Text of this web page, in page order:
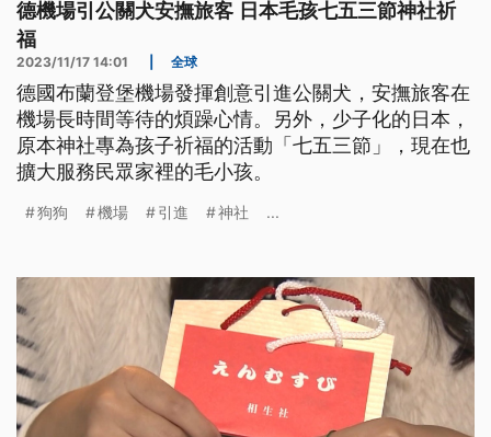
德機場引公關犬安撫旅客 日本毛孩七五三節神社祈
福
2023/11/17 14:01 全球
德國布蘭登堡機場發揮創意引進公關犬，安撫旅客在
機場長時間等待的煩躁心情。另外，少子化的日本，
原本神社專為孩子祈福的活動「七五三節」，現在也
擴大服務民眾家裡的毛小孩。
狗狗 機場 引進 神社 ...